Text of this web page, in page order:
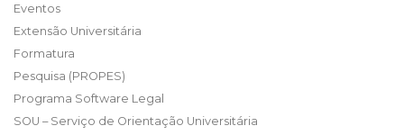
Eventos
Extensão Universitária
Formatura
Pesquisa (PROPES)
Programa Software Legal
SOU – Serviço de Orientação Universitária